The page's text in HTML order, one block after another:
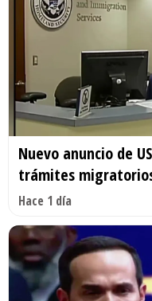
Nuevo anuncio de
trámites
Hace 1 día